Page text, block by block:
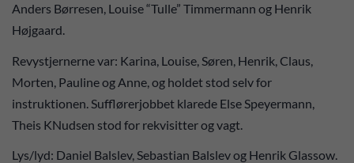
Anders Børresen, Louise “Tulle” Timmermann og Henrik
Højgaard.
Revystjernerne var: Karina, Louise, Søren, Henrik, Claus,
Morten, Pauline og Anne, og holdet stod selv for
instruktionen. Sufflørerjobbet klarede Else Speyermann,
Theis KNudsen stod for rekvisitter og vagt.
Lys/lyd: Daniel Balslev, Sebastian Balslev og Henrik Glassow.